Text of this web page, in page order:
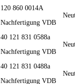
120 860 0014A
Nachfertigung VDB
40 121 831 0588a
Nachfertigung VDB
40 121 831 0488a
Nachfertigung VDB